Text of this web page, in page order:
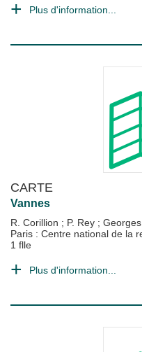
Plus d'information...
CARTE
Vannes
R. Corillion ; P. Rey ;
Paris : Centre national de la
1 flle
Plus d'information...